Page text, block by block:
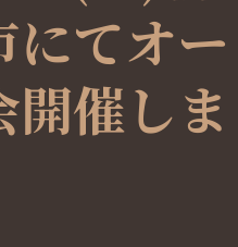
にてオー
催しま